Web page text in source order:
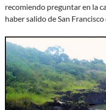
recomiendo preguntar en la
haber salido de San